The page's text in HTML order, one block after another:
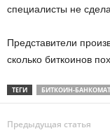
специалисты не
Представители
сколько биткоинов
ТЕГИ БИТКОИН-БАНКОМАТ
Предыдущая статья